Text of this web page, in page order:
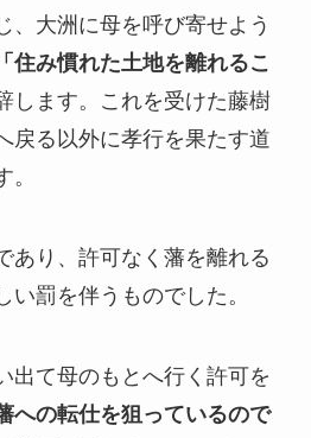
、大洲に母を呼び寄せよう
「住み慣れた土地を離れるこ
します。これを受けた藤樹
戻る以外に孝行を果たす道
あり、許可なく藩を離れる
い罰を伴うものでした。
出て母のもとへ行く許可を
への転仕を狙っているので